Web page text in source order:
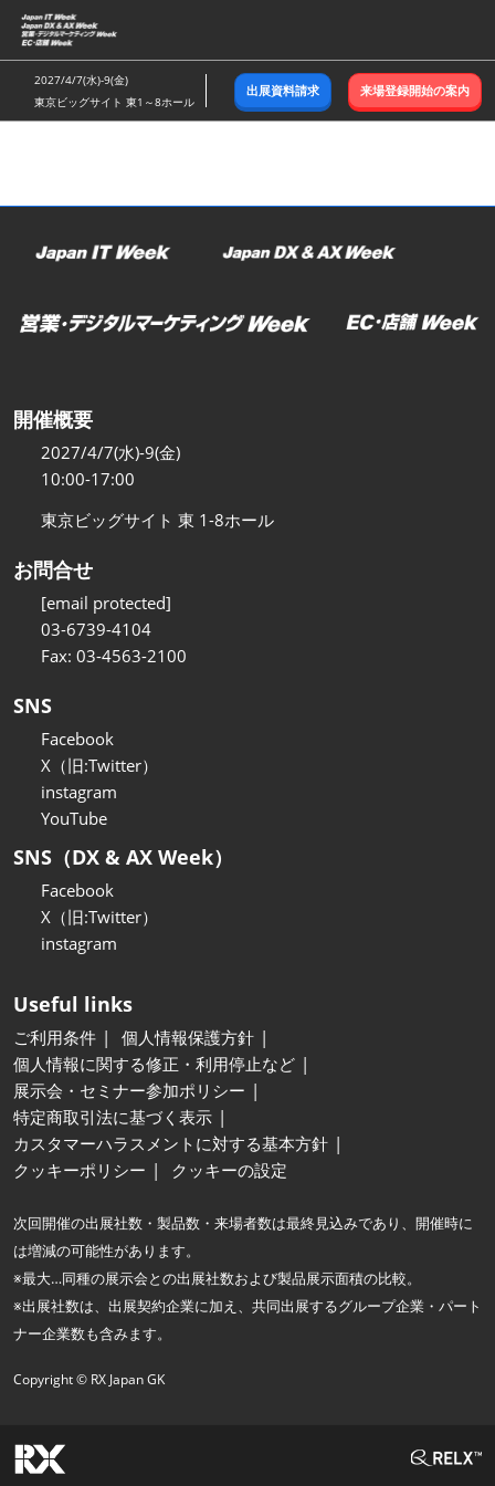
ス
キ
ッ
し
む
2027/4/7(水)-9(金)
東京ビッグサイト 東1～8ホール
出展資料請求 来場登録開始の案内
開催概要
2027/4/7(水)-9(金)
10:00-17:00
東京ビッグサイト 東 1-8ホール
お問合せ
[email protected]
03-6739-4104
Fax: 03-4563-2100
SNS
Facebook
X（旧:Twitter）
instagram
YouTube
SNS（DX & AX Week）
Facebook
X（旧:Twitter）
instagram
Useful links
ご利用条件
個人情報保護方針
個人情報に関する修正・利用停止など
展示会・セミナー参加ポリシー
特定商取引法に基づく表示
カスタマーハラスメントに対する基本方針
クッキーポリシー
クッキーの設定
次回開催の出展社数・製品数・来場者数は最終見込みであり、開催時に
は増減の可能性があります。
※最大…同種の展示会との出展社数および製品展示面積の比較。
※出展社数は、出展契約企業に加え、共同出展するグループ企業・パート
ナー企業数も含みます。
Copyright © RX Japan GK